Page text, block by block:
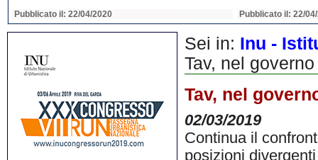
Pubblicato il: 22/04/2020 Pubblicato il: 22/
Sei in: Inu -
Tav, nel
Tav, nel
02/03/2019
Continua il
posizioni